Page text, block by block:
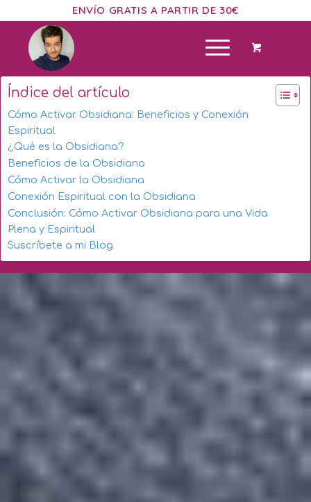
ENVÍO GRATIS A PARTIR DE 30€
Índice del artículo
Cómo Activar Obsidiana: Beneficios y Conexión
Espiritual
¿Qué es la Obsidiana?
Beneficios de la Obsidiana
Cómo Activar la Obsidiana
Conexión Espiritual con la Obsidiana
Conclusión: Cómo Activar Obsidiana para una Vida
Plena y Espiritual
Suscríbete a mi Blog